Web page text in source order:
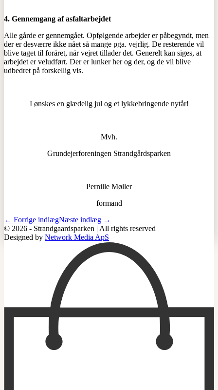
4. Gennemgang af asfaltarbejdet
Alle gårde er gennemgået. Opfølgende arbejder er påbegyndt, men
der er desværre ikke nået så mange pga. vejrlig. De resterende vil
blive taget til foråret, når vejret tillader det. Generelt kan siges, at
arbejdet er veludført. Der er lunker her og der, og de vil blive
udbedret på forskellig vis.
I ønskes en glædelig jul og et lykkebringende nytår!
Mvh.
Grundejerforeningen Strandgårdsparken
Pernille Møller
formand
← Forrige indlægNæste indlæg →
© 2026 - Strandgaardsparken | All rights reserved
Designed by Network Media ApS